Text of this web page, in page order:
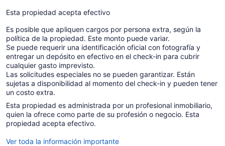
Esta propiedad acepta efectivo
Es posible que apliquen cargos por persona extra, según la
política de la propiedad. Este monto puede variar.
Se puede requerir una identificación oficial con fotografía y
entregar un depósito en efectivo en el check-in para cubrir
cualquier gasto imprevisto.
Las solicitudes especiales no se pueden garantizar. Están
sujetas a disponibilidad al momento del check-in y pueden tener
un costo extra.
Esta propiedad es administrada por un profesional inmobiliario,
quien la ofrece como parte de su profesión o negocio. Esta
propiedad acepta efectivo.
Ver toda la información importante